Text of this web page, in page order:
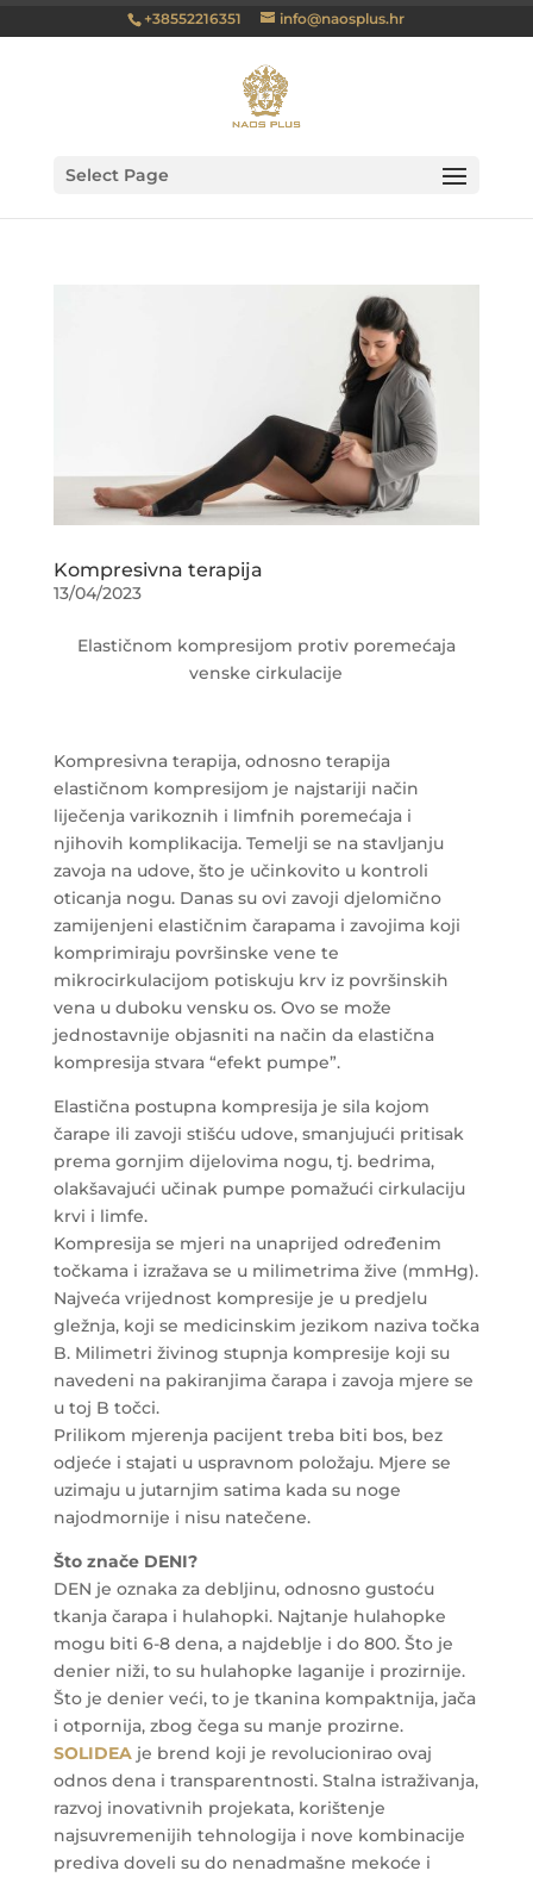
+38552216351 info@naosplus.hr
Select Page
Kompresivna terapija
13/04/2023
Elastičnom kompresijom protiv poremećaja
venske cirkulacije
Kompresivna terapija, odnosno terapija
elastičnom kompresijom je najstariji način
liječenja varikoznih i limfnih poremećaja i
njihovih komplikacija. Temelji se na stavljanju
zavoja na udove, što je učinkovito u kontroli
oticanja nogu. Danas su ovi zavoji djelomično
zamijenjeni elastičnim čarapama i zavojima koji
komprimiraju površinske vene te
mikrocirkulacijom potiskuju krv iz površinskih
vena u duboku vensku os. Ovo se može
jednostavnije objasniti na način da elastična
kompresija stvara “efekt pumpe”.
Elastična postupna kompresija je sila kojom
čarape ili zavoji stišću udove, smanjujući pritisak
prema gornjim dijelovima nogu, tj. bedrima,
olakšavajući učinak pumpe pomažući cirkulaciju
krvi i limfe.
Kompresija se mjeri na unaprijed određenim
točkama i izražava se u milimetrima žive (mmHg).
Najveća vrijednost kompresije je u predjelu
gležnja, koji se medicinskim jezikom naziva točka
B. Milimetri živinog stupnja kompresije koji su
navedeni na pakiranjima čarapa i zavoja mjere se
u toj B točci.
Prilikom mjerenja pacijent treba biti bos, bez
odjeće i stajati u uspravnom položaju. Mjere se
uzimaju u jutarnjim satima kada su noge
najodmornije i nisu natečene.
Što znače DENI?
DEN je oznaka za debljinu, odnosno gustoću
tkanja čarapa i hulahopki. Najtanje hulahopke
mogu biti 6-8 dena, a najdeblje i do 800. Što je
denier niži, to su hulahopke laganije i prozirnije.
Što je denier veći, to je tkanina kompaktnija, jača
i otpornija, zbog čega su manje prozirne.
SOLIDEAje brend koji je revolucionirao ovaj
odnos dena i transparentnosti. Stalna istraživanja,
razvoj inovativnih projekata, korištenje
najsuvremenijih tehnologija i nove kombinacije
prediva doveli su do nenadmašne mekoće i